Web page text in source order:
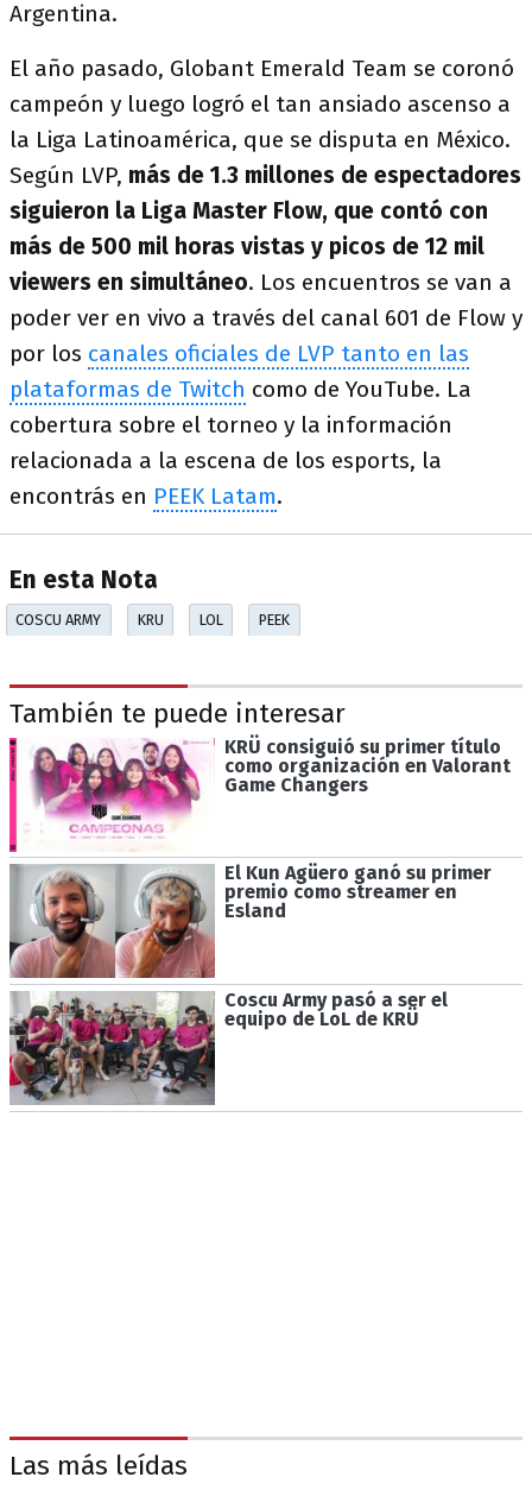
Argentina.
El año pasado, Globant Emerald Team se coronó
campeón y luego logró el tan ansiado ascenso a
la Liga Latinoamérica, que se disputa en México.
Según LVP, más de 1.3 millones de espectadores
siguieron la Liga Master Flow, que contó con
más de 500 mil horas vistas y picos de 12 mil
viewers en simultáneo. Los encuentros se van a
poder ver en vivo a través del canal 601 de Flow y
por los canales oficiales de LVP tanto en las
plataformas de Twitch como de YouTube. La
cobertura sobre el torneo y la información
relacionada a la escena de los esports, la
encontrás en PEEK Latam.
En esta Nota
COSCU ARMY KRU LOL PEEK
También te puede interesar
KRÜ consiguió su primer título
como organización en Valorant
Game Changers
El Kun Agüero ganó su primer
premio como streamer en
Esland
Coscu Army pasó a ser el
equipo de LoL de KRÜ
Las más leídas